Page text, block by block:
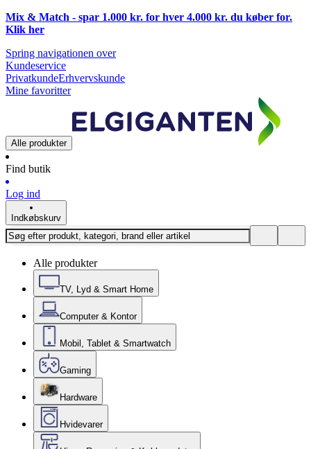
Mix & Match - spar 1.000 kr. for hver 4.000 kr. du køber for.
Klik her
Spring navigationen over
Kundeservice
PrivatkundeErhvervskunde
Mine favoritter
Alle produkter
Find butik
Log ind
Indkøbskurv
Alle produkter
TV, Lyd & Smart Home
Computer & Kontor
Mobil, Tablet & Smartwatch
Gaming
Hardware
Hvidevarer